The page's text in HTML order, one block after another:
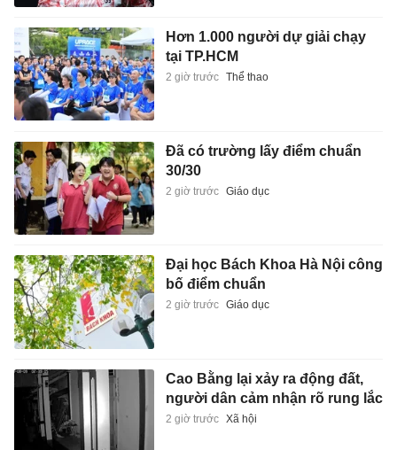
Hơn 1.000 người dự giải chạy
tại TP.HCM
2 giờ trước Thể thao
Đã có trường lấy điểm chuẩn
30/30
2 giờ trước Giáo dục
Đại học Bách Khoa Hà Nội công
bố điểm chuẩn
2 giờ trước Giáo dục
Cao Bằng lại xảy ra động đất,
người dân cảm nhận rõ rung lắc
2 giờ trước Xã hội